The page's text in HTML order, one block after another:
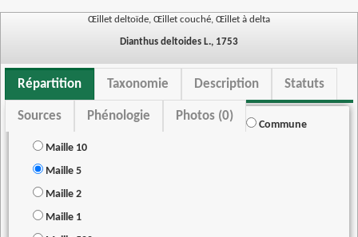
Œillet deltoïde, Œillet couché, Œillet à delta
Dianthus deltoides L., 1753
Répartition Taxonomie Description Statuts
Sources Phénologie Photos (0)
Commune
Maille 10
Maille 5
Maille 2
Maille 1